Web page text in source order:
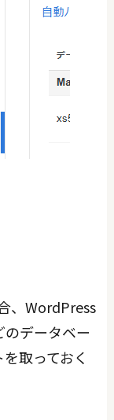
、WordPress
データベー
取っておく